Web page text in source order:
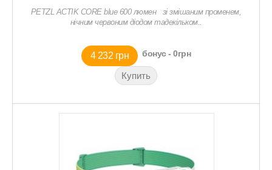
PETZL ACTIK CORE blue 600 люмен зі змішаним променем,
нічним червоним діодом тадекільком..
4 232 грн бонус - 0грн